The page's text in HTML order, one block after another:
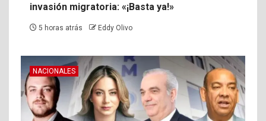
invasión migratoria: «¡Basta ya!»
5 horas atrás Eddy Olivo
NACIONALES